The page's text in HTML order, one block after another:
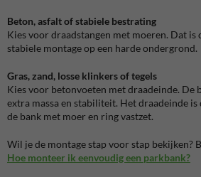
Beton, asfalt of stabiele bestrating
Kies voor draadstangen met moeren. Dat is
stabiele montage op een harde ondergrond.
Gras, zand, losse klinkers of tegels
Kies voor betonvoeten met draadeinde. De
extra massa en stabiliteit. Het draadeinde
de bank met moer en ring vastzet.
Wil je de montage stap voor stap bekijken?
Hoe monteer ik eenvoudig een parkbank?